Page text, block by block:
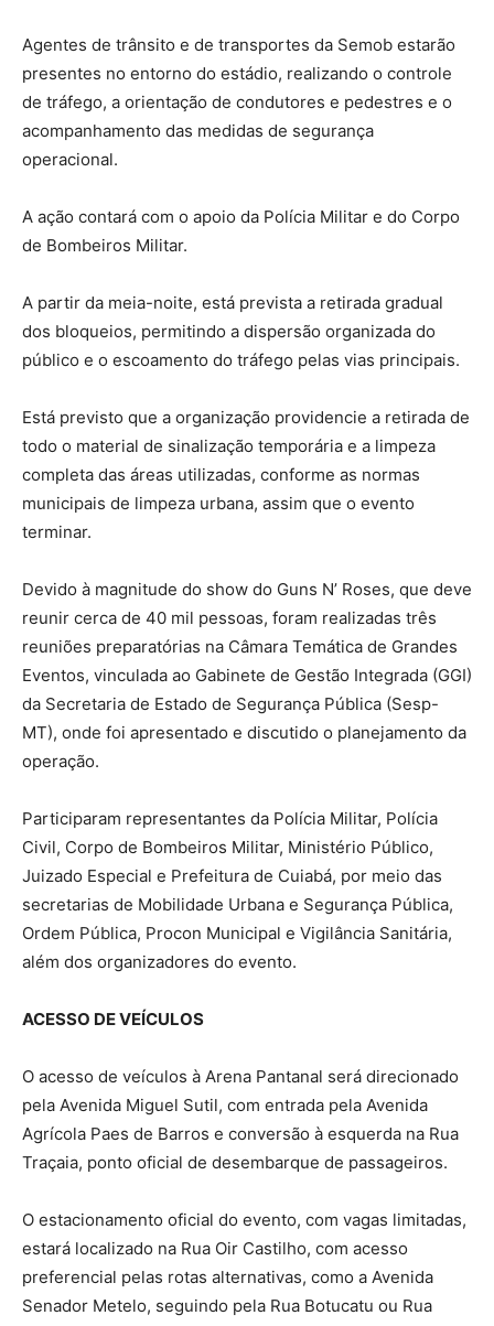
Agentes de trânsito e de transportes da Semob estarão
presentes no entorno do estádio, realizando o controle
de tráfego, a orientação de condutores e pedestres e o
acompanhamento das medidas de segurança
operacional.
A ação contará com o apoio da Polícia Militar e do Corpo
de Bombeiros Militar.
A partir da meia-noite, está prevista a retirada gradual
dos bloqueios, permitindo a dispersão organizada do
público e o escoamento do tráfego pelas vias principais.
Está previsto que a organização providencie a retirada de
todo o material de sinalização temporária e a limpeza
completa das áreas utilizadas, conforme as normas
municipais de limpeza urbana, assim que o evento
terminar.
Devido à magnitude do show do Guns N’ Roses, que deve
reunir cerca de 40 mil pessoas, foram realizadas três
reuniões preparatórias na Câmara Temática de Grandes
Eventos, vinculada ao Gabinete de Gestão Integrada (GGI)
da Secretaria de Estado de Segurança Pública (Sesp-
MT), onde foi apresentado e discutido o planejamento da
operação.
Participaram representantes da Polícia Militar, Polícia
Civil, Corpo de Bombeiros Militar, Ministério Público,
Juizado Especial e Prefeitura de Cuiabá, por meio das
secretarias de Mobilidade Urbana e Segurança Pública,
Ordem Pública, Procon Municipal e Vigilância Sanitária,
além dos organizadores do evento.
ACESSO DE VEÍCULOS
O acesso de veículos à Arena Pantanal será direcionado
pela Avenida Miguel Sutil, com entrada pela Avenida
Agrícola Paes de Barros e conversão à esquerda na Rua
Traçaia, ponto oficial de desembarque de passageiros.
O estacionamento oficial do evento, com vagas limitadas,
estará localizado na Rua Oir Castilho, com acesso
preferencial pelas rotas alternativas, como a Avenida
Senador Metelo, seguindo pela Rua Botucatu ou Rua